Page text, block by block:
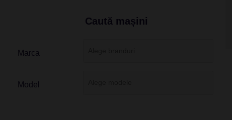
Caută mașini
Marca
Model